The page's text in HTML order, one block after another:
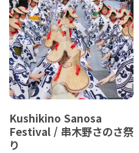
Kushikino Sanosa
Festival / 串木野さのさ祭
り